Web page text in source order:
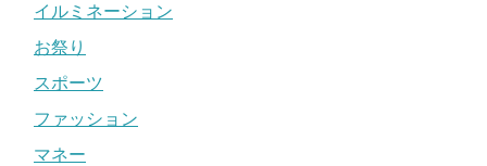
イルミネーション
お祭り
スポーツ
ファッション
マネー